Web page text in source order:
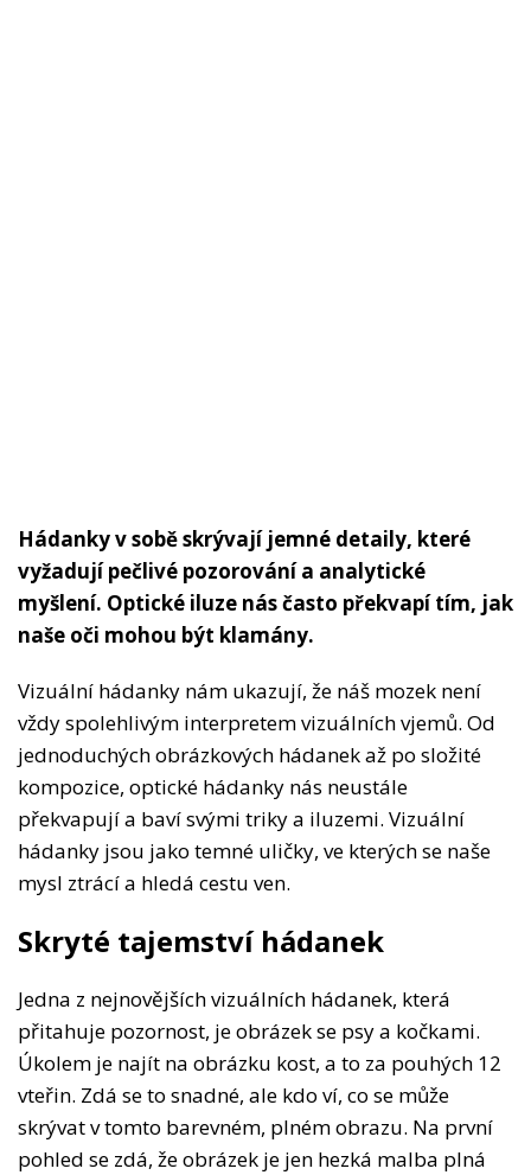
Hádanky v sobě skrývají jemné detaily, které
vyžadují pečlivé pozorování a analytické
myšlení. Optické iluze nás často překvapí tím, jak
naše oči mohou být klamány.
Vizuální hádanky nám ukazují, že náš mozek není
vždy spolehlivým interpretem vizuálních vjemů. Od
jednoduchých obrázkových hádanek až po složité
kompozice, optické hádanky nás neustále
překvapují a baví svými triky a iluzemi. Vizuální
hádanky jsou jako temné uličky, ve kterých se naše
mysl ztrácí a hledá cestu ven.
Skryté tajemství hádanek
Jedna z nejnovějších vizuálních hádanek, která
přitahuje pozornost, je obrázek se psy a kočkami.
Úkolem je najít na obrázku kost, a to za pouhých 12
vteřin. Zdá se to snadné, ale kdo ví, co se může
skrývat v tomto barevném, plném obrazu. Na první
pohled se zdá, že obrázek je jen hezká malba plná